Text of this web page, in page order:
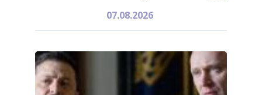
07.08.2026